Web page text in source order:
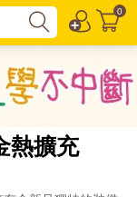
0
熱擴充